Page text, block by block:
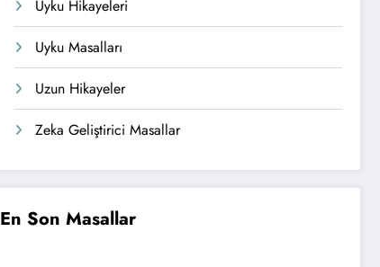
Uyku Hikayeleri
Uyku Masalları
Uzun Hikayeler
Zeka Geliştirici Masallar
En Son Masallar